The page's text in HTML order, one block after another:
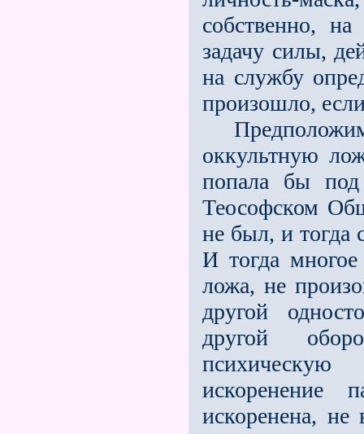
собственно,
задачу силы,
на службу
произошло,
Предположим,
оккультную
попала бы под
Теософском
не был, и тогда
И тогда многое
ложа, не
другой
другой
психическую
искоренена,